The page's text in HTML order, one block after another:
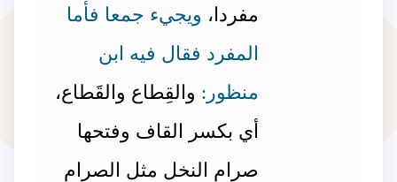
مفردا، ويجيء جمعا فأما
المفرد فقال فيه ابن
منظور: والقِطاع والقَطاع،
أي بكسر القاف وفتحها
صرام النخل مثل الصرام